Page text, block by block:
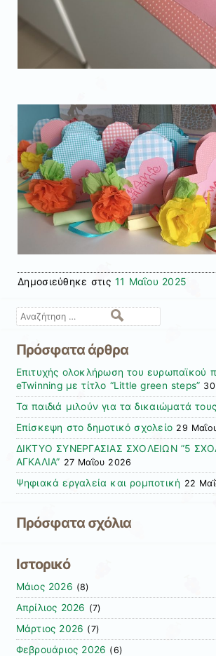
Δημοσιεύθηκε στις 11 Μαΐου 2025
Αναζήτηση
Πρόσφατα άρθρα
Επιτυχής ολοκλήρωση του ευρωπαϊκού
eTwinning με τίτλο “Little green steps”
Τα παιδιά μιλούν για τα δικαιώματά τους
Επίσκεψη στο δημοτικό σχολείο 29
ΔΙΚΤΥΟ ΣΥΝΕΡΓΑΣΙΑΣ ΣΧΟΛΕΙΩΝ ”5
ΑΓΚΑΛΙΑ” 27 Μαΐου 2026
Ψηφιακά εργαλεία και ρομποτική 22
Πρόσφατα σχόλια
Ιστορικό
Μάιος 2026 (8)
Απρίλιος 2026 (7)
Μάρτιος 2026 (7)
Φεβρουάριος 2026 (6)